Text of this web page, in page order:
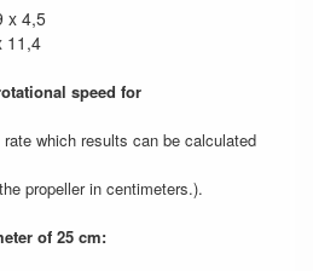
x 4,5
11,4
speed for
which results can be calculated
propeller in centimeters.).
of 25 cm: